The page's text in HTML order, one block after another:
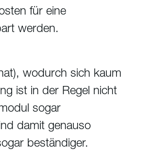
für eine
werden.
wodurch sich kaum
ist in der Regel nicht
sogar
damit genauso
beständiger.